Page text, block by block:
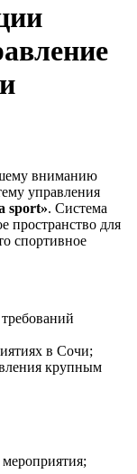
вниманию
управления
sport». Система
пространство для
спортивное
в Сочи;
крупным